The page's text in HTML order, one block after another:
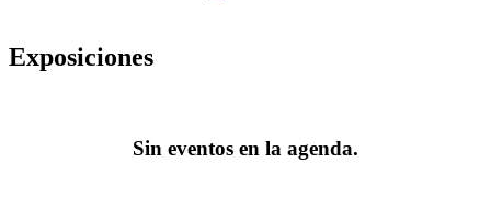
Exposiciones
Sin eventos en la agenda.